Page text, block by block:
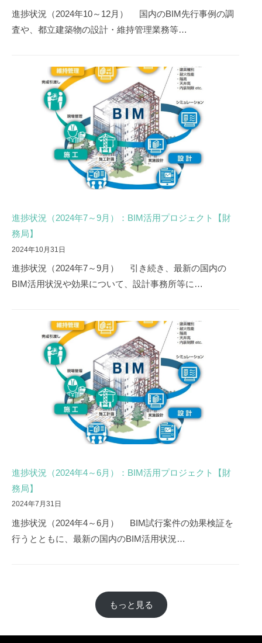
進捗状況（2024年10～12月） 国内のBIM先行事例の調
査や、都立建築物の設計・維持管理業務等…
進捗状況（2024年7～9月）：BIM活用プロジェクト【財
務局】
2024年10月31日
進捗状況（2024年7～9月） 引き続き、最新の国内の
BIM活用状況や効果について、設計事務所等に…
進捗状況（2024年4～6月）：BIM活用プロジェクト【財
務局】
2024年7月31日
進捗状況（2024年4～6月） BIM試行案件の効果検証を
行うとともに、最新の国内のBIM活用状況…
もっと見る